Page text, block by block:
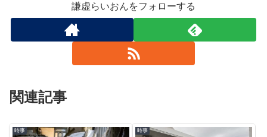
謙虚らいおんをフォローする
関連記事
時事 時事